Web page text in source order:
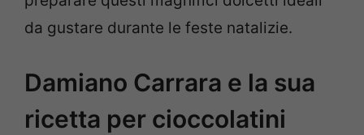
da gustare durante le feste natalizie.
Damiano Carrara e la sua
ricetta per cioccolatini